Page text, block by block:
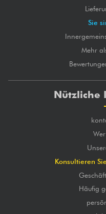
Sie
Mehr
Nützliche
Konsultieren
Häufig